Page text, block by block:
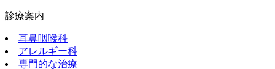
診療案内
耳鼻咽喉科
アレルギー科
専門的な治療